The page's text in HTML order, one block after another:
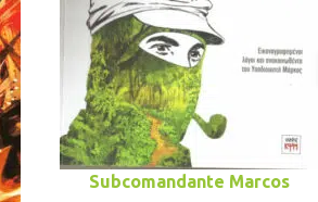
Subcomandante Marcos